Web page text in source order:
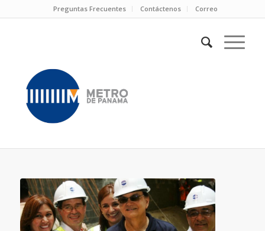
Preguntas Frecuentes Contáctenos Correo